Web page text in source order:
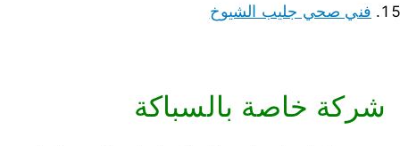
فني صحي جليب الشيوخ
شركة خاصة بالسباكة